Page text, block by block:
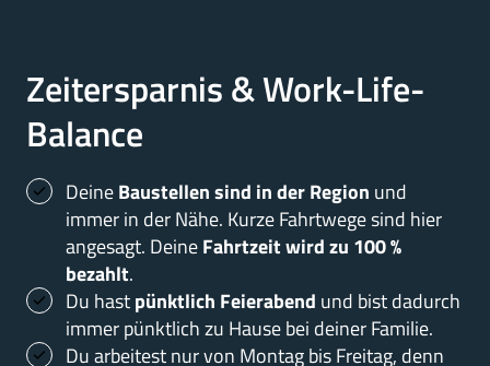
Zeitersparnis & Work-Life-
Balance
Deine Baustellen sind in der Region und
immer in der Nähe. Kurze Fahrtwege sind hier
angesagt. Deine Fahrtzeit wird zu 100 %
bezahlt.
Du hast pünktlich Feierabend und bist dadurch
immer pünktlich zu Hause bei deiner Familie.